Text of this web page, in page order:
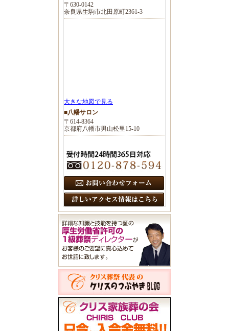
〒630-0142
奈良県生駒市北田原町2361-3
大きな地図で見る
■八幡サロン
〒614-8364
京都府八幡市男山松里15-10